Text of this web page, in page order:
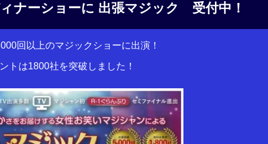
ナーショーに 出張マジック 受付中！
回以上のマジックショーに出演！
トは1800社を突破しました！